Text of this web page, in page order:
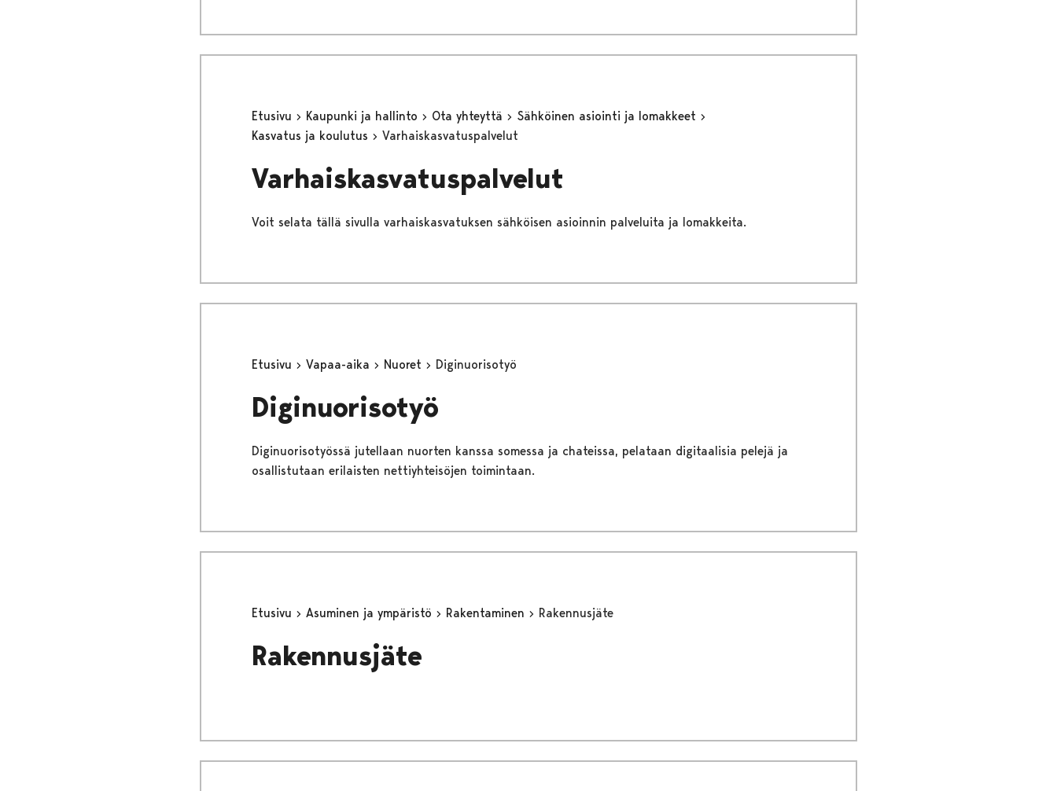
Etusivu Kaupunki ja hallinto Ota yhteyttä
Sähköinen asiointi ja lomakkeet
Kasvatus ja koulutus
Varhaiskasvatuspalvelut
Varhaiskasvatuspalvelut
Voit selata tällä sivulla varhaiskasvatuksen sähköisen asioinnin palveluita ja lomakkeita.
Etusivu Vapaa-aika Nuoret Diginuorisotyö
Diginuorisotyö
Diginuorisotyössä jutellaan nuorten kanssa somessa ja chateissa, pelataan digitaalisia pelejä ja
osallistutaan erilaisten nettiyhteisöjen toimintaan.
Etusivu Asuminen ja ympäristö Rakentaminen Rakennusjäte
Rakennusjäte